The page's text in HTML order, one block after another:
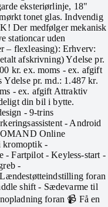
eksteriørlinje, 18"
tonet glas. Indvendig
Der medfølger mekanisk
stationcar uden
– flexleasing): Erhverv:
afskrivning) Ydelse pr.
kr. ex. moms - ex. afgift
pr. md.: 1.487 kr.
- ex. afgift Attraktiv
din bil i bytte.
- 9-trins
- Android
Online
kromoptik -
- Fartpilot - Keyless-start -
-
foran
shift - Sædevarme til
foran 📹 Få en